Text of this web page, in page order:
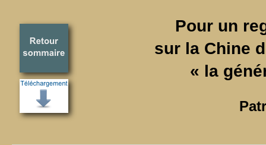
Pour un
sur la Chine
« la